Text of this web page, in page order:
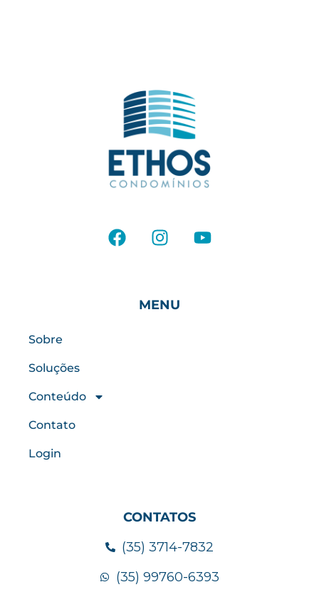
MENU
Sobre
Soluções
Conteúdo
Contato
Login
CONTATOS
(35) 3714-7832
(35) 99760-6393